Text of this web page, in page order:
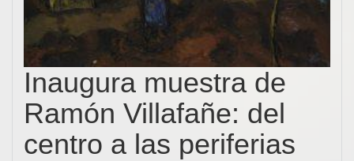
Inaugura muestra de
Ramón Villafañe: del
centro a las periferias